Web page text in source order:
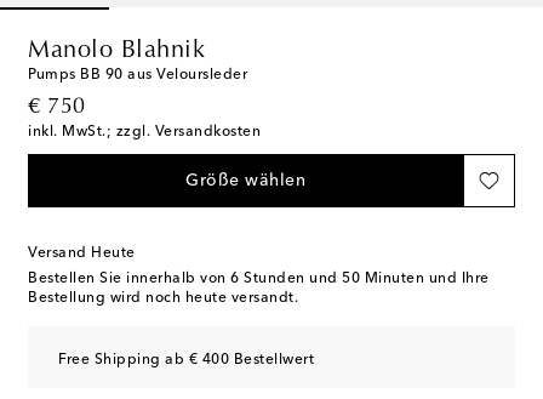
Manolo Blahnik
Pumps BB 90 aus Veloursleder
€ 750
original price
inkl. MwSt.; zzgl. Versandkosten
Größe wählen
Versand Heute
Bestellen Sie innerhalb von 6 Stunden und 50 Minuten und Ihre
Bestellung wird noch heute versandt.
Free Shipping ab € 400 Bestellwert